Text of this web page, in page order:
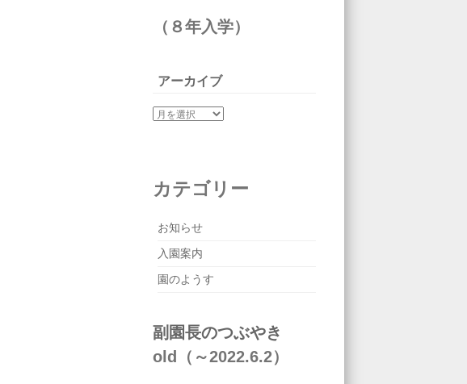
（８年入学）
アーカイブ
カテゴリー
お知らせ
入園案内
園のようす
副園長のつぶやき
old（～2022.6.2）